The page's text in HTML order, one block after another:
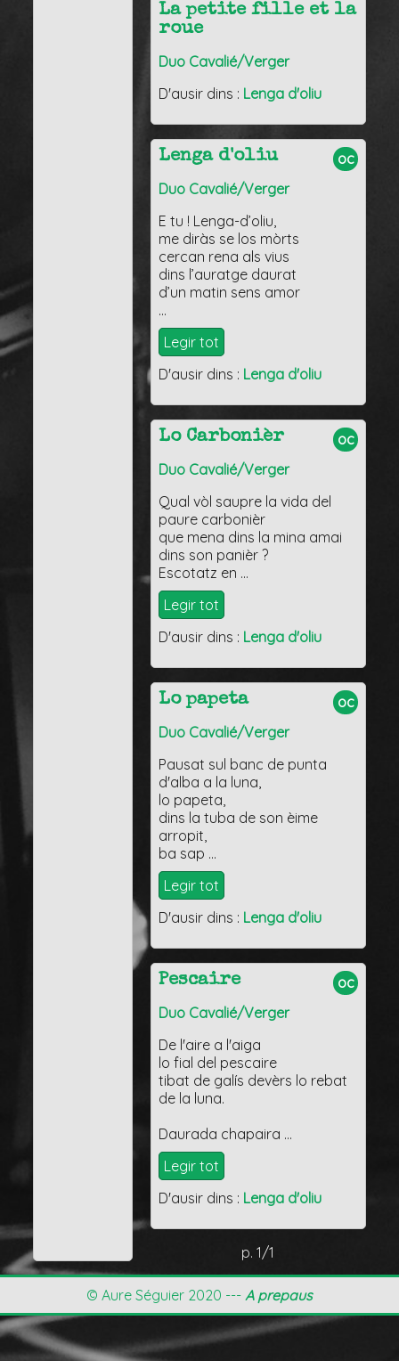
La petite fille et la
roue
Duo Cavalié/Verger
D'ausir dins : Lenga d'oliu
oc
Lenga d'oliu
Duo Cavalié/Verger
E tu ! Lenga-d’oliu,
me diràs se los mòrts
cercan rena als vius
dins l’auratge daurat
d’un matin sens amor
…
Legir tot
D'ausir dins : Lenga d'oliu
oc
Lo Carbonièr
Duo Cavalié/Verger
Qual vòl saupre la vida del
paure carbonièr
que mena dins la mina amai
dins son panièr ?
Escotatz en …
Legir tot
D'ausir dins : Lenga d'oliu
oc
Lo papeta
Duo Cavalié/Verger
Pausat sul banc de punta
d'alba a la luna,
lo papeta,
dins la tuba de son èime
arropit,
ba sap …
Legir tot
D'ausir dins : Lenga d'oliu
oc
Pescaire
Duo Cavalié/Verger
De l'aire a l'aiga
lo fial del pescaire
tibat de galís devèrs lo rebat
de la luna.
Daurada chapaira …
Legir tot
D'ausir dins : Lenga d'oliu
p. 1/1
© Aure Séguier 2020 --- A prepaus